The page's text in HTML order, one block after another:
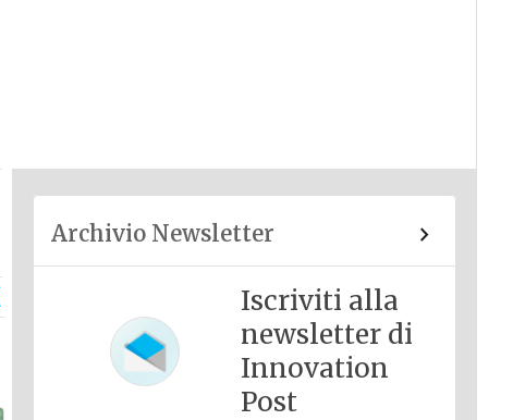
Archivio Newsletter
Iscriviti alla
newsletter di
Innovation
Post